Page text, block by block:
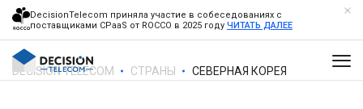
DecisionTelecom приняла участие в собеседованиях с
поставщиками CPaaS от ROCCO в 2025 году ЧИТАТЬ ДАЛЕЕ
DECISION TELECOM СТРАНЫ СЕВЕРНАЯ КОРЕЯ